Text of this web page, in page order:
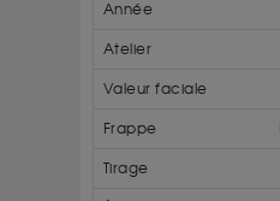
Année
Atelier
Valeur faciale
Frappe
Tirage